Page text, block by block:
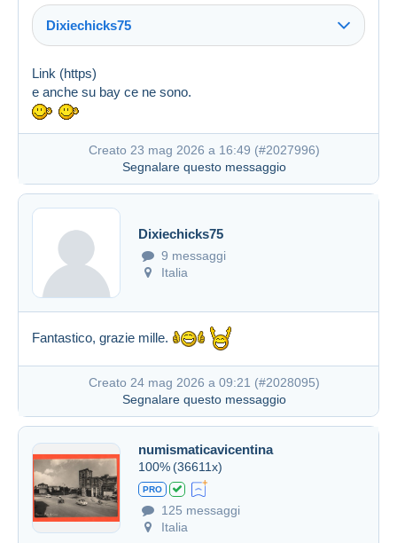
Dixiechicks75
Creato 20 mag 2026 a 16:15 #2027012
Link (https)
e anche su bay ce ne sono.
Creato 23 mag 2026 a 16:49 (#2027996)
Segnalare questo messaggio
Dixiechicks75
9 messaggi
Italia
Fantastico, grazie mille.
Creato 24 mag 2026 a 09:21 (#2028095)
Segnalare questo messaggio
numismaticavicentina
100% (36611x)
PRO
125 messaggi
Italia